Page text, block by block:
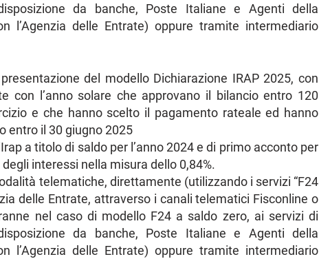
da banche, Poste Italiane e Agenti della
l’Agenzia delle Entrate) oppure tramite intermediario
del modello Dichiarazione IRAP 2025, con
con l’anno solare che approvano il bilancio entro 120
e che hanno scelto il pagamento rateale ed hanno
entro il 30 giugno 2025
a titolo di saldo per l’anno 2024 e di primo acconto per
interessi nella misura dello 0,84%.
telematiche, direttamente (utilizzando i servizi “F24
delle Entrate, attraverso i canali telematici Fisconline o
nel caso di modello F24 a saldo zero, ai servizi di
da banche, Poste Italiane e Agenti della
l’Agenzia delle Entrate) oppure tramite intermediario